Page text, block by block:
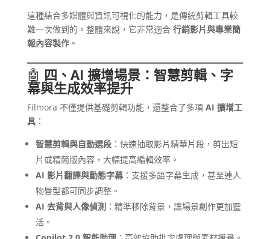
這種結合多媒體與資訊可視化的能力，是傳統剪輯工具較
難一次做到的。整體來說，它非常適合 行銷影片與專業簡
報內容製作。
🤖 四、AI 擴增場景：智慧剪輯、字
幕與生成效率提升
Filmora 不僅提供基礎剪輯功能，還整合了多項 AI 擴增工
具：
智慧剪輯與自動選段：快速抽取影片精華片段，剪出短
片或精簡版內容，大幅提高編輯效率。
AI 影片翻譯與動態字幕：支援多語字幕生成，甚至連人
物唇型都可同步調整。
AI 去背與人像偵測 ：精準移除背景，讓場景創作更加靈
活。